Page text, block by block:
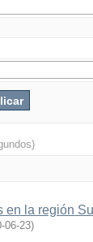
en la región
06-23)